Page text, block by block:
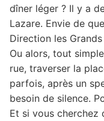
dîner léger ? Il y a
Lazare. Envie de
Direction les
Ou alors, tout
rue, traverser la
parfois, après un
besoin de silence.
Et si vous cherchez